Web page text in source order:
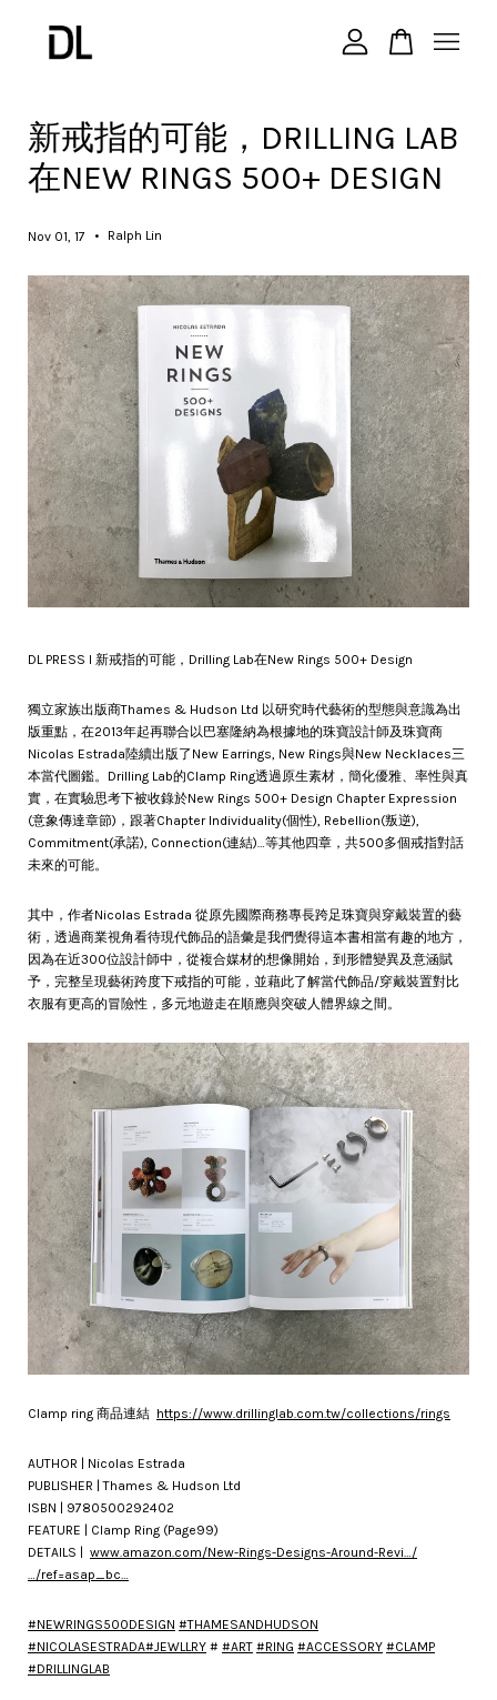
新戒指的可能，DRILLING LAB
在NEW RINGS 500+ DESIGN
Nov 01, 17 • Ralph Lin
DL PRESS l 新戒指的可能，Drilling Lab在New Rings 500+ Design
獨立家族出版商Thames & Hudson Ltd 以研究時代藝術的型態與意識為出
版重點，在2013年起再聯合以巴塞隆納為根據地的珠寶設計師及珠寶商
Nicolas Estrada陸續出版了New Earrings, New Rings與New Necklaces三
本當代圖鑑。Drilling Lab的Clamp Ring透過原生素材，簡化優雅、率性與真
實，在實驗思考下被收錄於New Rings 500+ Design Chapter Expression
(意象傳達章節)，跟著Chapter Individuality(個性), Rebellion(叛逆),
Commitment(承諾), Connection(連結)…等其他四章，共500多個戒指對話
未來的可能。
其中，作者Nicolas Estrada 從原先國際商務專長跨足珠寶與穿戴裝置的藝
術，透過商業視角看待現代飾品的語彙是我們覺得這本書相當有趣的地方，
因為在近300位設計師中，從複合媒材的想像開始，到形體變異及意涵賦
予，完整呈現藝術跨度下戒指的可能，並藉此了解當代飾品/穿戴裝置對比
衣服有更高的冒險性，多元地遊走在順應與突破人體界線之間。
Clamp ring 商品連結 https://www.drillinglab.com.tw/collections/rings
AUTHOR | Nicolas Estrada
PUBLISHER | Thames & Hudson Ltd
ISBN | 9780500292402
FEATURE | Clamp Ring (Page99)
DETAILS | www.amazon.com/New-Rings-Designs-Around-Revi…/
…/ref=asap_bc…
#NEWRINGS500DESIGN #THAMESANDHUDSON
#NICOLASESTRADA#JEWLLRY # #ART #RING #ACCESSORY #CLAMP
#DRILLINGLAB
您的購物車目前還是空的。
繼續購物